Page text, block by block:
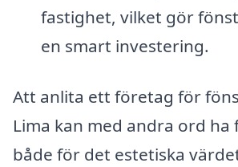
fastighet, vilket gör
en smart investering.
Att anlita ett företag för
Lima kan med andra ord ha
både för det estetiska